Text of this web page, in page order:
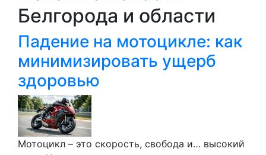
Белгорода и области
Падение на мотоцикле: как
минимизировать ущерб
здоровью
Мотоцикл – это скорость, свобода и… высокий